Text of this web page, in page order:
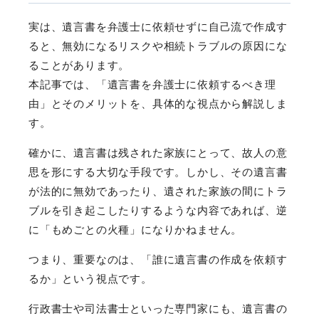
実は、遺言書を弁護士に依頼せずに自己流で作成す
ると、無効になるリスクや相続トラブルの原因にな
ることがあります。
本記事では、「遺言書を弁護士に依頼するべき理
由」とそのメリットを、具体的な視点から解説しま
す。
確かに、遺言書は残された家族にとって、故人の意
思を形にする大切な手段です。しかし、その遺言書
が法的に無効であったり、遺された家族の間にトラ
ブルを引き起こしたりするような内容であれば、逆
に「もめごとの火種」になりかねません。
つまり、重要なのは、「誰に遺言書の作成を依頼す
るか」という視点です。
行政書士や司法書士といった専門家にも、遺言書の